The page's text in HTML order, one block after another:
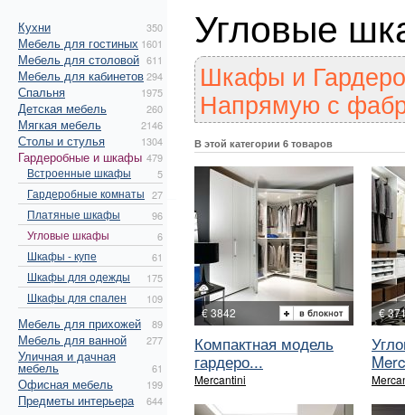
Кухни 350
Мебель для гостиных 1601
Мебель для столовой 611
Мебель для кабинетов294
Спальня 1975
Детская мебель 260
Мягкая мебель 2146
Столы и стулья 1304
Гардеробные и шкафы 479
Встроенные шкафы 5
Гардеробные комнаты 27
Платяные шкафы 96
Угловые шкафы 6
Шкафы - купе 61
Шкафы для одежды 175
Шкафы для спален 109
Мебель для прихожей 89
Мебель для ванной 277
Уличная и дачная
мебель 61
Офисная мебель 199
Предметы интерьера 644
Угловые
Шкафы и
Напрямую с
В этой категории 6 товаров
€ 3842
Компактная модель
гардеро...
Mercantini
€